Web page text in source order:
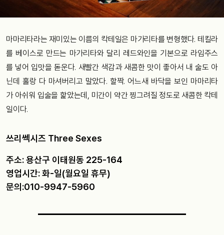
마마리타라는 재미있는 이름의 칵테일은 마가리타를 변형했다. 테킬라
를 베이스로 만드는 마가리타와 달리 레드와인을 기본으로 라임주스
를 넣어 입맛을 돋운다. 새빨간 색감과 새콤한 맛이 좋아서 내 술도 아
닌데 홀랑 다 마셔버리고 말았다. 할짝. 어느새 바닥을 보인 마마리타
가 아쉬워 입술을 핥았는데, 미간이 약간 찡그려질 정도로 새콤한 칵테
일이다.
쓰리쎅시즈 Three Sexes
주소: 용산구 이태원동 225-164
영업시간: 화-일(월요일 휴무)
문의:010-9947-5960